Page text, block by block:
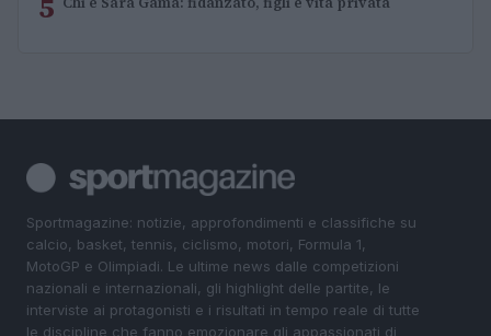
Sportmagazine: notizie, approfondimenti e classifiche su
calcio, basket, tennis, ciclismo, motori, Formula 1,
MotoGP e Olimpiadi. Le ultime news dalle competizioni
nazionali e internazionali, gli highlight delle partite, le
interviste ai protagonisti e i risultati in tempo reale di tutte
le discipline che fanno emozionare gli appassionati di